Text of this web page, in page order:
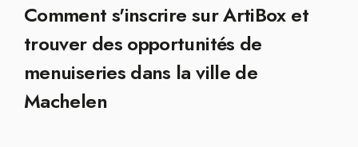
Comment s'inscrire sur ArtiBox et
trouver des opportunités de
menuiseries dans la ville de
Machelen